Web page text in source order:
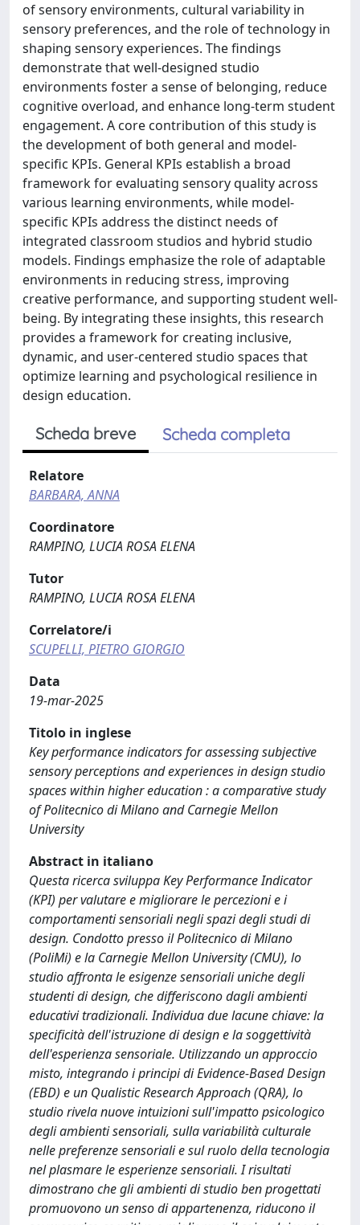
of sensory environments, cultural variability in
sensory preferences, and the role of technology in
shaping sensory experiences. The findings
demonstrate that well-designed studio
environments foster a sense of belonging, reduce
cognitive overload, and enhance long-term student
engagement. A core contribution of this study is
the development of both general and model-
specific KPIs. General KPIs establish a broad
framework for evaluating sensory quality across
various learning environments, while model-
specific KPIs address the distinct needs of
integrated classroom studios and hybrid studio
models. Findings emphasize the role of adaptable
environments in reducing stress, improving
creative performance, and supporting student well-
being. By integrating these insights, this research
provides a framework for creating inclusive,
dynamic, and user-centered studio spaces that
optimize learning and psychological resilience in
design education.
Scheda breve Scheda completa
Relatore
BARBARA, ANNA
Coordinatore
RAMPINO, LUCIA ROSA ELENA
Tutor
RAMPINO, LUCIA ROSA ELENA
Correlatore/i
SCUPELLI, PIETRO GIORGIO
Data
19-mar-2025
Titolo in inglese
Key performance indicators for assessing subjective
sensory perceptions and experiences in design studio
spaces within higher education : a comparative study
of Politecnico di Milano and Carnegie Mellon
University
Abstract in italiano
Questa ricerca sviluppa Key Performance Indicator
(KPI) per valutare e migliorare le percezioni e i
comportamenti sensoriali negli spazi degli studi di
design. Condotto presso il Politecnico di Milano
(PoliMi) e la Carnegie Mellon University (CMU), lo
studio affronta le esigenze sensoriali uniche degli
studenti di design, che differiscono dagli ambienti
educativi tradizionali. Individua due lacune chiave: la
specificità dell'istruzione di design e la soggettività
dell'esperienza sensoriale. Utilizzando un approccio
misto, integrando i principi di Evidence-Based Design
(EBD) e un Qualistic Research Approach (QRA), lo
studio rivela nuove intuizioni sull'impatto psicologico
degli ambienti sensoriali, sulla variabilità culturale
nelle preferenze sensoriali e sul ruolo della tecnologia
nel plasmare le esperienze sensoriali. I risultati
dimostrano che gli ambienti di studio ben progettati
promuovono un senso di appartenenza, riducono il